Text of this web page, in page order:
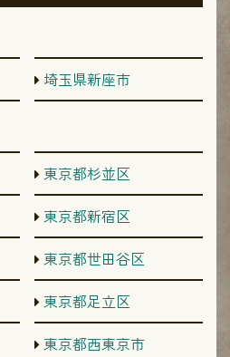
埼玉県新座市
東京都杉並区
東京都新宿区
東京都世田谷区
東京都足立区
東京都西東京市